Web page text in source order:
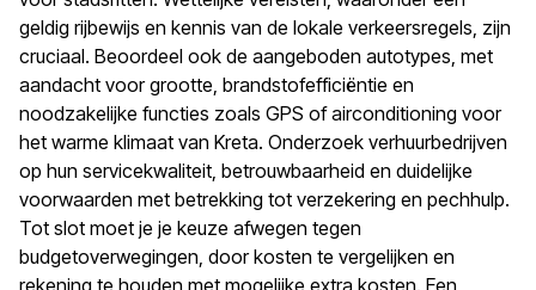
geldig rijbewijs en kennis van de lokale verkeersregels, zijn
cruciaal. Beoordeel ook de aangeboden autotypes, met
aandacht voor grootte, brandstofefficiëntie en
noodzakelijke functies zoals GPS of airconditioning voor
het warme klimaat van Kreta. Onderzoek verhuurbedrijven
op hun servicekwaliteit, betrouwbaarheid en duidelijke
voorwaarden met betrekking tot verzekering en pechhulp.
Tot slot moet je je keuze afwegen tegen
budgetoverwegingen, door kosten te vergelijken en